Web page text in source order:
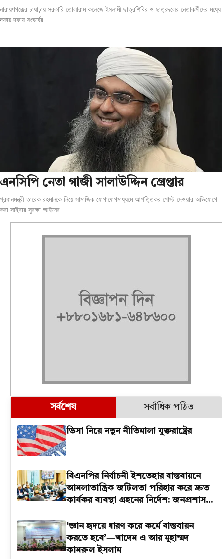
নারায়ণগঞ্জের চাষাঢ়ায় সরকারি তোলারাম কলেজে ইসলামী ছাত্রশিবির ও ছাত্রদলের নেতাকর্মীদের মধ্যে
দফায় দফায় সংঘর্ষের
এনসিপি নেতা গাজী সালাউদ্দিন গ্রেপ্তার
প্রধানমন্ত্রী তারেক রহমানকে নিয়ে সামাজিক যোগাযোগমাধ্যমে আপত্তিকর পোস্ট দেওয়ার অভিযোগে
করা সাইবার সুরক্ষা আইনের
সর্বশেষ সর্বাধিক পঠিত
ভিসা নিয়ে নতুন নীতিমালা যুক্তরাষ্ট্রের
বিএনপির নির্বাচনী ইশতেহার বাস্তবায়নে
আমলাতান্ত্রিক জটিলতা পরিহার করে দ্রুত
কার্যকর ব্যবস্থা গ্রহনের নির্দেশ: জনপ্রশাসন
উপদেষ্টা
‘জ্ঞান হৃদয়ে ধারণ করে কর্মে বাস্তবায়ন
করতে হবে’—খাদেম এ আর মুহাম্মদ
কামরুল ইসলাম